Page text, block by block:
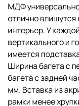
Ширина багета с
рамки - 21 мм, ширина
задней части рамки -
высота багета - 12 мм.
акрила вместо
делает рамки менее
Перед применением
пленку с обеих сторон
Задняя панель рамок
из плотного картона,
МДФ
отлично впишутся
интерьер. У
вертикального и
имеется
Ширина багета с
багета с задней
мм. Вставка из
рамки менее